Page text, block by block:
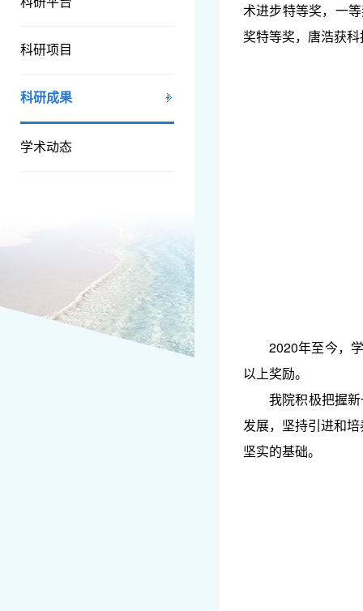
科研项目
科研成果
学术动态
术进步特等奖，一
奖特等奖，唐浩获
2020年至今，
以上奖励。
我院积极把握
发展，坚持引进和
坚实的基础。